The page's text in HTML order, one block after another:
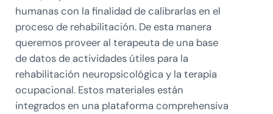
humanas con la finalidad de calibrarlas en el
proceso de rehabilitación. De esta manera
queremos proveer al terapeuta de una base
de datos de actividades útiles para la
rehabilitación neuropsicológica y la terapia
ocupacional. Estos materiales están
integrados en una plataforma comprehensiva